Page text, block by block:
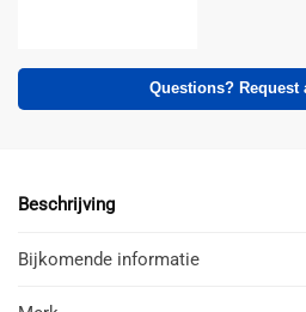
Questions? Request
Beschrijving
Bijkomende informatie